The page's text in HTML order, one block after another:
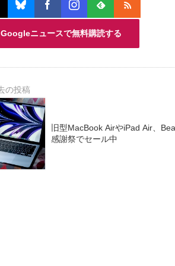
Googleニュースで無料購読する
旧型MacBook AirやiPad Air、
感謝祭でセール中